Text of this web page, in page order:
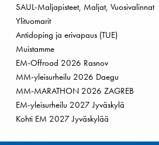
SAUL-Maljapisteet, Maljat, Vuosivalinnat
Ylituomarit
Antidoping ja erivapaus (TUE)
Muistamme
EM-Offroad 2026 Rasnov
MM-yleisurheilu 2026 Daegu
MM-MARATHON 2026 ZAGREB
EM-yleisurheilu 2027 Jyväskylä
Kohti EM 2027 Jyväskylää